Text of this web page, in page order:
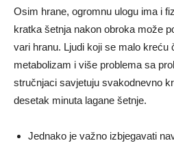
Osim hrane, ogromnu ulogu ima i
kratka šetnja nakon obroka može
vari hranu. Ljudi koji se malo kreću
metabolizam i više problema sa
stručnjaci savjetuju svakodnevno
desetak minuta lagane šetnje.
Jednako je važno izbjegavati